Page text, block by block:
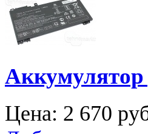
Аккумулятор
Цена: 2 670